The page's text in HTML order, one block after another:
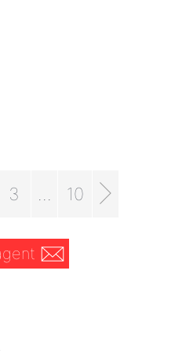
3 10